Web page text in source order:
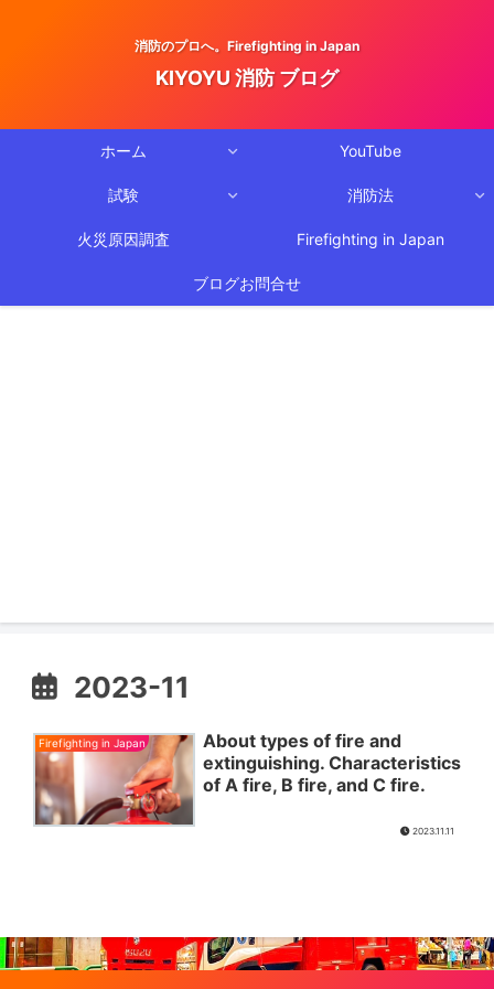
消防のプロへ。Firefighting in Japan
KIYOYU 消防 ブログ
ホーム YouTube
試験 消防法
火災原因調査 Firefighting in Japan
ブログお問合せ
2023-11
Firefighting in Japan
About types of fire and
extinguishing. Characteristics
of A fire, B fire, and C fire.
2023.11.11